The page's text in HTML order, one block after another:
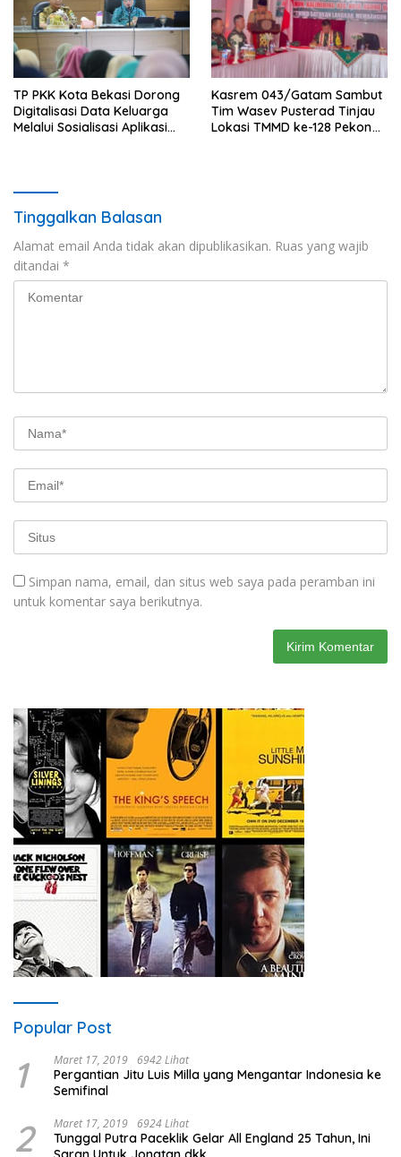
TP PKK Kota Bekasi Dorong
Digitalisasi Data Keluarga
Melalui Sosialisasi Aplikasi
Kasrem 043/Gatam Sambut
Tim Wasev Pusterad Tinjau
Lokasi TMMD ke-128 Pekon
Tinggalkan Balasan
Alamat email Anda tidak akan dipublikasikan. Ruas yang wajib
ditandai *
Simpan nama, email, dan situs web saya pada peramban ini
untuk komentar saya berikutnya.
Popular Post
1 Maret 17, 2019 6942 Lihat
Pergantian Jitu Luis Milla yang Mengantar Indonesia ke
Semifinal
2 Maret 17, 2019 6924 Lihat
Tunggal Putra Paceklik Gelar All England 25 Tahun, Ini